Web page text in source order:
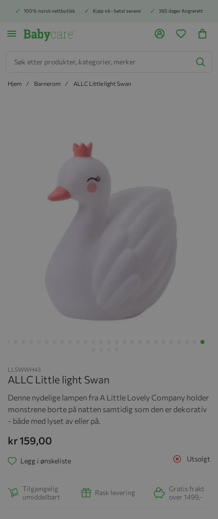
100% norsk nettbutikk Kjøp nå - betal senere 365 dager Angrerett
Hjem Barnerom ALLC Little light Swan
LLSWWH43
ALLC Little light Swan
Denne nydelige lampen fra A Little Lovely Company holder
monstrene borte på natten samtidig som den er dekorativ
- både med lyset av eller på.
kr 159,00
Utsolgt
Legg i ønskeliste
Tilgjengelig
umiddelbart
Rask levering
Gratis frakt
over 1499,-